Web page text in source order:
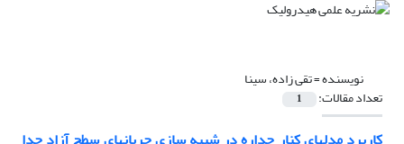
نویسنده =تقی زاده، سینا
تعداد مقالات: 1